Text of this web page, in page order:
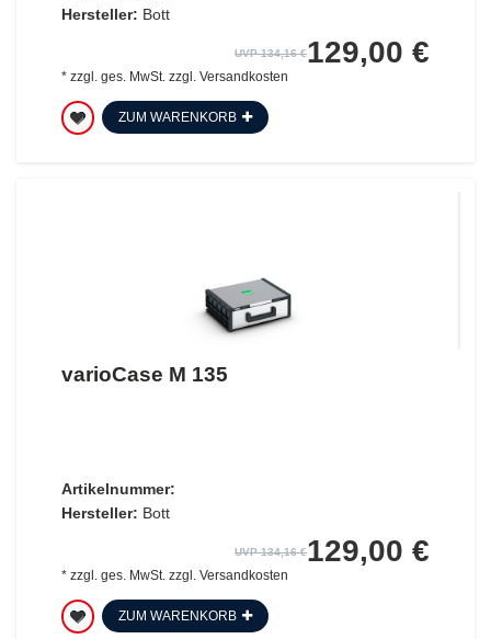
Hersteller: Bott
UVP 134,16 €129,00 €
* zzgl. ges. MwSt.zzgl. Versandkosten
ZUM WARENKORB
varioCase M 135
Artikelnummer:
Hersteller: Bott
UVP 134,16 €129,00 €
* zzgl. ges. MwSt.zzgl. Versandkosten
ZUM WARENKORB